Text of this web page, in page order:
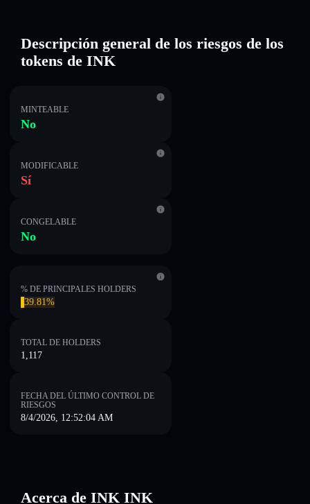
Descripción general de los riesgos de los
tokens de INK
MINTEABLE
No
MODIFICABLE
Sí
CONGELABLE
No
% DE PRINCIPALES HOLDERS
39.81%
TOTAL DE HOLDERS
1,117
FECHA DEL ÚLTIMO CONTROL DE
RIESGOS
8/4/2026, 12:52:04 AM
Acerca de INK INK